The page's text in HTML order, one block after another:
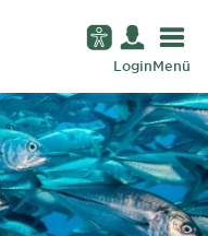
LoginMenü